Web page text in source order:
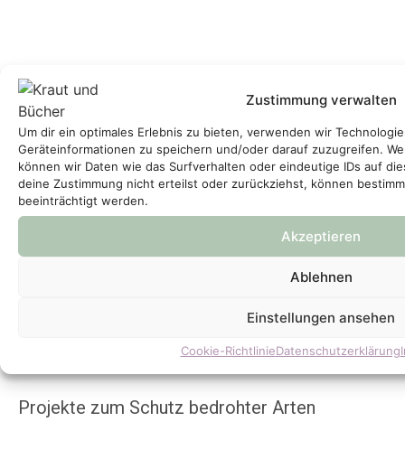
Zustimmung verwalten
Um dir ein optimales Erlebnis zu bieten, verwenden wir
Geräteinformationen zu speichern und/oder darauf zuzugreifen.
können wir Daten wie das Surfverhalten oder eindeutige IDs auf
deine Zustimmung nicht erteilst oder zurückziehst, können
beeinträchtigt werden.
Akzeptieren
Ablehnen
Einstellungen ansehen
Cookie-RichtlinieDatenschutzerklärung
Friede den
Maulwürfen
Bösewichte und Plagen im Garten –
und wie wir mit ihnen klarkommen
Projekte zum Schutz bedrohter Arten